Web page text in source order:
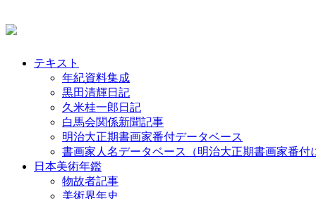
テキスト
年紀資料集成
黒田清輝日記
久米桂一郎日記
白馬会関係新聞記事
明治大正期書画家番付データベース
書画家人名データベース（明治大正期書画家番付
日本美術年鑑
物故者記事
美術界年史